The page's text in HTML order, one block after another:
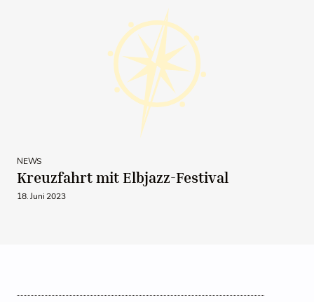
NEWS
Kreuzfahrt mit Elbjazz-Festival
18. Juni 2023